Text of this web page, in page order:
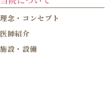
理念・コンセプト
医師紹介
施設・設備